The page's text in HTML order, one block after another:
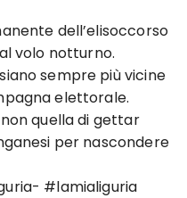
dell’elisoccorso
volo notturno.
sempre più vicine
elettorale.
quella di gettar
per nascondere
#lamialiguria